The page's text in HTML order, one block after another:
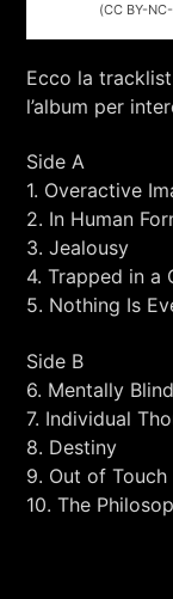
(CC BY-
Ecco la
l’album per
Side A
1. Overactive
2. In Human
3. Jealousy
4. Trapped in a
5. Nothing Is
Side B
6. Mentally Blind
7. Individual
8. Destiny
9. Out of Touch
10. The